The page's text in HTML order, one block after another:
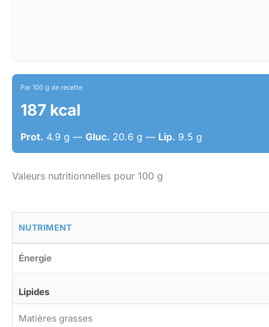
Par 100 g de recette
187 kcal
Prot. 4.9 g — Gluc. 20.6 g — Lip. 9.5 g
Valeurs nutritionnelles pour 100 g
NUTRIMENT
Énergie
Lipides
Matières grasses